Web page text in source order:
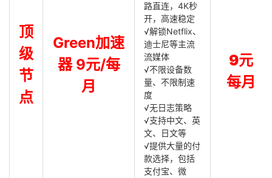
顶
级
节
点
Green加速
器 9元/每
月
路直连，4K秒
开，高速稳定
√解锁Netflix、
迪士尼等主流
流媒体
√不限设备数
量、不限制速
度
√无日志策略
√支持中文、英
文、日文等
√提供大量的付
款选择，包括
支付宝、微
9元
每月